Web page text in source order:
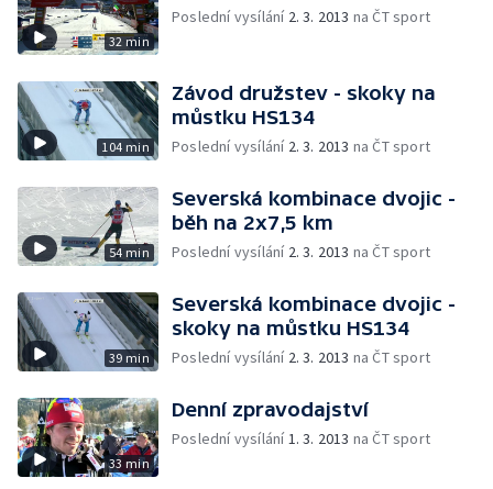
32 min
Poslední vysílání 2. 3. 2013 na ČT sport
104 min
Závod družstev - skoky na
můstku HS134
Poslední vysílání 2. 3. 2013 na ČT sport
54 min
Severská kombinace dvojic -
běh na 2x7,5 km
Poslední vysílání 2. 3. 2013 na ČT sport
39 min
Severská kombinace dvojic -
skoky na můstku HS134
Poslední vysílání 2. 3. 2013 na ČT sport
33 min
Denní zpravodajství
Poslední vysílání1. 3. 2013 na ČT sport